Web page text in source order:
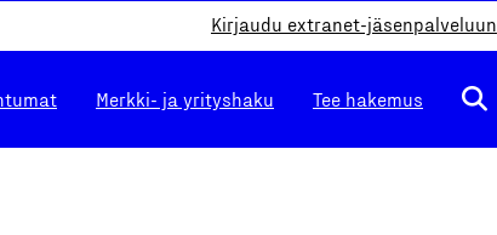
Kirjaudu extranet-jäsenpalveluun
Merkki- ja yrityshaku Tee hakemus